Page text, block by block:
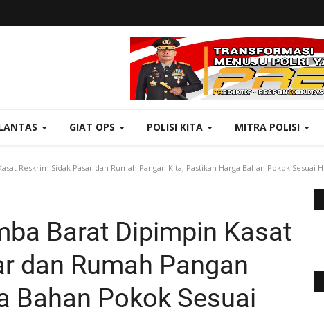
GIAT OPS POLISI KITA MITRA POLISI
Reskrim Sidak Pasar dan Rumah Pangan Kita, Pastikan Harga Bahan Pokok Sesuai
Barat Dipimpin Kasat
dan Rumah Pangan
Bahan Pokok Sesuai